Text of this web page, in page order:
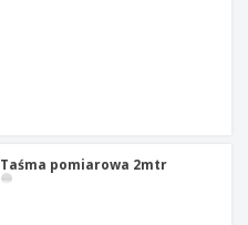
Taśma pomiarowa 2mtr